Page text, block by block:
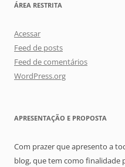
ÁREA RESTRITA
Acessar
Feed de posts
Feed de comentários
WordPress.org
APRESENTAÇÃO E PROPOSTA
Com prazer que apresento a
blog, que tem como finalidade